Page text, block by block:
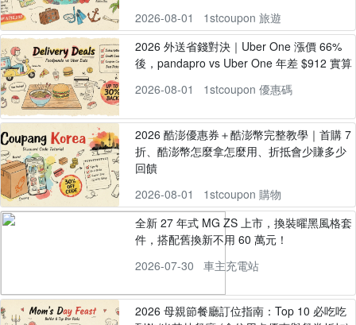
2026-08-01
1stcoupon 旅遊
2026 外送省錢對決｜Uber One 漲價 66%
後，pandapro vs Uber One 年差 $912 實算
2026-08-01
1stcoupon 優惠碼
2026 酷澎優惠券＋酷澎幣完整教學｜首購 7
折、酷澎幣怎麼拿怎麼用、折抵會少賺多少
回饋
2026-08-01
1stcoupon 購物
全新 27 年式 MG ZS 上市，換裝曜黑風格套
件，搭配舊換新不用 60 萬元！
2026-07-30
車主充電站
2026 母親節餐廳訂位指南：Top 10 必吃吃